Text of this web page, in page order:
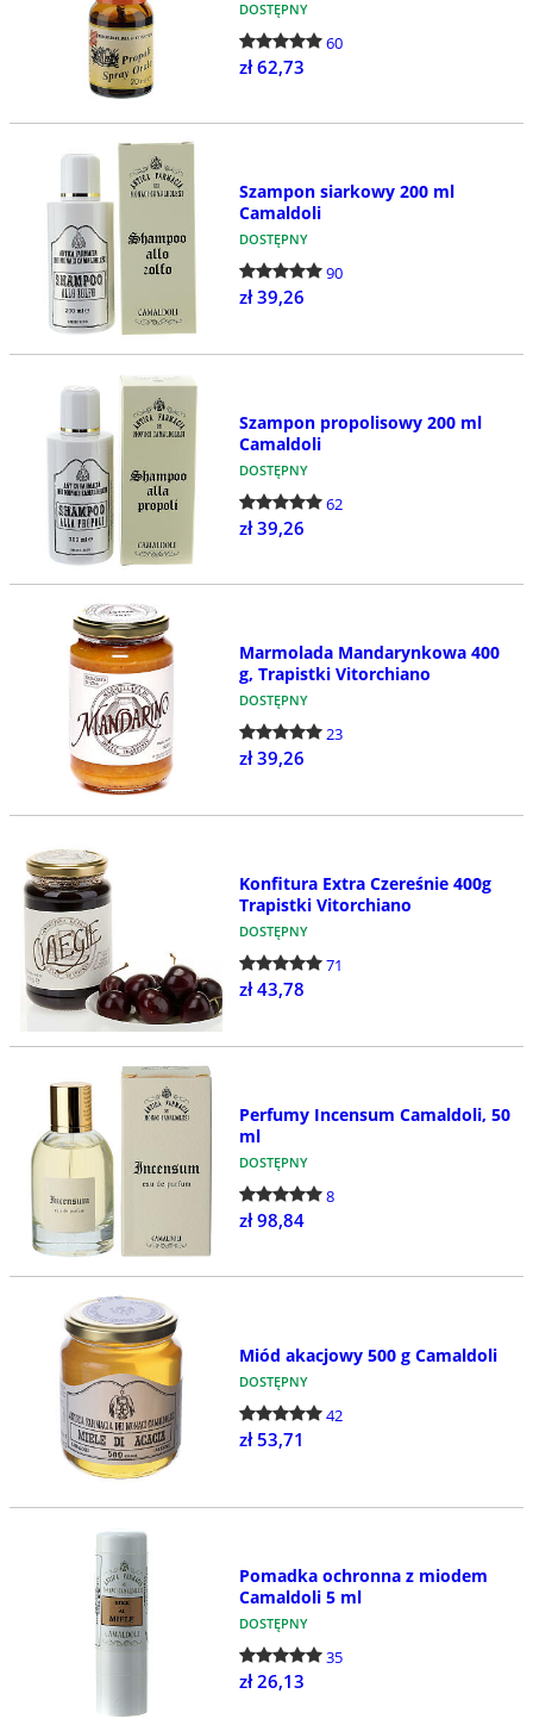
DOSTĘPNY
60
zł 62,73
Szampon siarkowy 200 ml
Camaldoli
DOSTĘPNY
90
zł 39,26
Szampon propolisowy 200 ml
Camaldoli
DOSTĘPNY
62
zł 39,26
Marmolada Mandarynkowa 400
g, Trapistki Vitorchiano
DOSTĘPNY
23
zł 39,26
Konfitura Extra Czereśnie 400g
Trapistki Vitorchiano
DOSTĘPNY
71
zł 43,78
Perfumy Incensum Camaldoli, 50
ml
DOSTĘPNY
8
zł 98,84
Miód akacjowy 500 g Camaldoli
DOSTĘPNY
42
zł 53,71
Pomadka ochronna z miodem
Camaldoli 5 ml
DOSTĘPNY
35
zł 26,13